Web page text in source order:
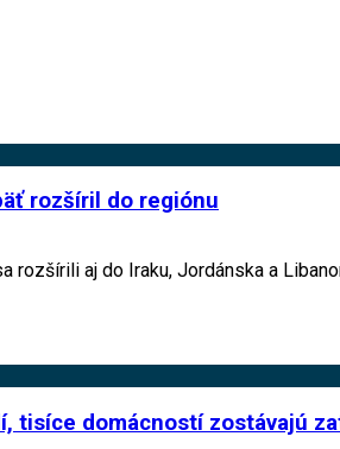
rozšíril do regiónu
aj do Iraku, Jordánska a
tisíce domácností zostávajú